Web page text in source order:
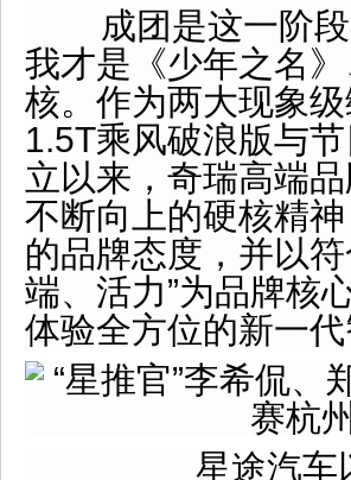
成团是这一阶段
我才是《少年之名
核。作为两大现象
1.5T乘风破浪版与
立以来，奇瑞高端
不断向上的硬核精
的品牌态度，并以
端、活力”为品牌核
体验全方位的新一
星途汽车